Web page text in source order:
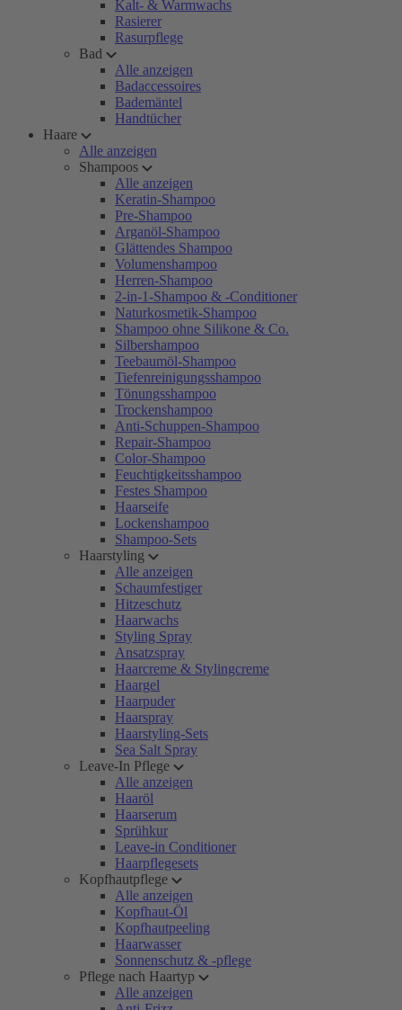
Kalt- & Warmwachs
Rasierer
Rasurpflege
Bad
Alle anzeigen
Badaccessoires
Bademäntel
Handtücher
Haare
Alle anzeigen
Shampoos
Alle anzeigen
Keratin-Shampoo
Pre-Shampoo
Arganöl-Shampoo
Glättendes Shampoo
Volumenshampoo
Herren-Shampoo
2-in-1-Shampoo & -Conditioner
Naturkosmetik-Shampoo
Shampoo ohne Silikone & Co.
Silbershampoo
Teebaumöl-Shampoo
Tiefenreinigungsshampoo
Tönungsshampoo
Trockenshampoo
Anti-Schuppen-Shampoo
Repair-Shampoo
Color-Shampoo
Feuchtigkeitsshampoo
Festes Shampoo
Haarseife
Lockenshampoo
Shampoo-Sets
Haarstyling
Alle anzeigen
Schaumfestiger
Hitzeschutz
Haarwachs
Styling Spray
Ansatzspray
Haarcreme & Stylingcreme
Haargel
Haarpuder
Haarspray
Haarstyling-Sets
Sea Salt Spray
Leave-In Pflege
Alle anzeigen
Haaröl
Haarserum
Sprühkur
Leave-in Conditioner
Haarpflegesets
Kopfhautpflege
Alle anzeigen
Kopfhaut-Öl
Kopfhautpeeling
Haarwasser
Sonnenschutz & -pflege
Pflege nach Haartyp
Alle anzeigen